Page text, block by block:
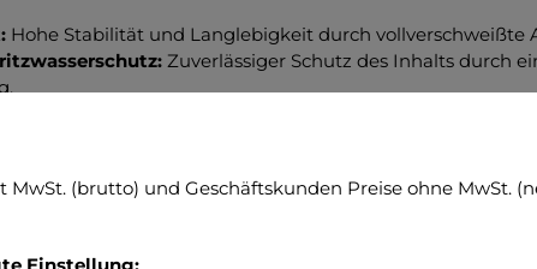
Hohe Stabilität und Langlebigkeit durch vollverschweißte
Zuverlässiger Schutz des Inhalts durch
Rutschfeste Stapelecken aus schlagfestem Kunststoff
Ideal für den Außeneinsatz dank
ZARGES Comfort-Handgriffe (bis 30 kg
Abgestimmt auf Palettenmaße nach DIN 15 141.
können durch Steckschloss, Plomben oder
(brutto) und Geschäftskunden Preise ohne MwSt.
Einstellung: